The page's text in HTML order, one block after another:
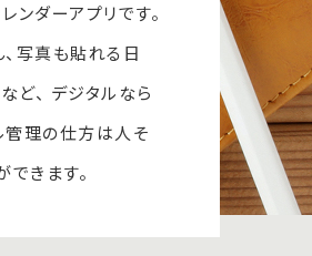
ンダーアプリです。
写真も貼れる日
ど、 デジタルなら
管理の仕方は人そ
きます。